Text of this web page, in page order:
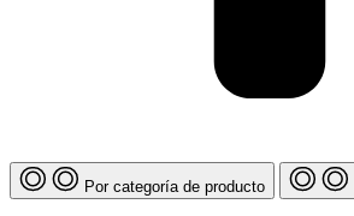
Por categoría de producto